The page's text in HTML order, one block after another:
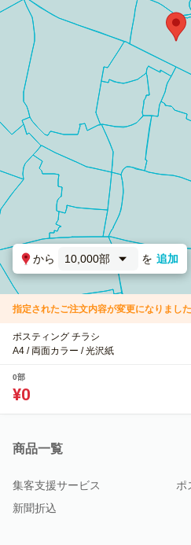
から 10,000部 を 追加
指定されたご注文内容が変更になりました
ポスティング チラシ
A4 / 両面カラー / 光沢紙
0部
¥0
商品一覧
集客支援サービス
ポ
新聞折込